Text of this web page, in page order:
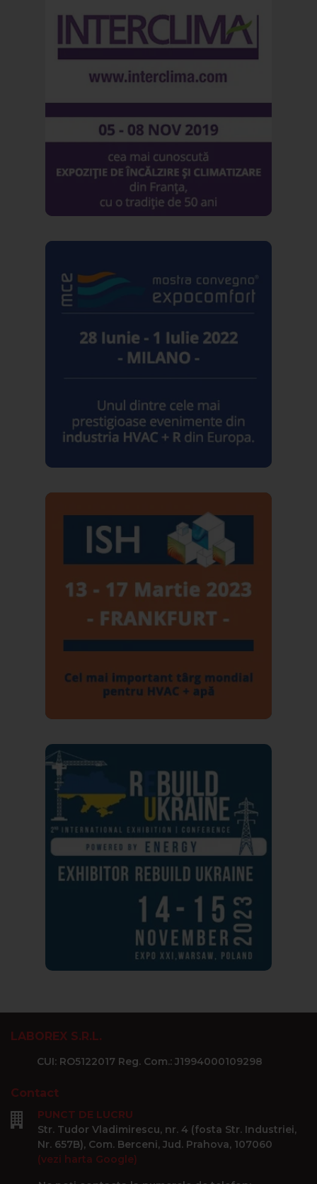
LABOREX S.R.L.
CUI: RO5122017 Reg. Com.: J1994000109298
Contact
PUNCT DE LUCRU
Str. Tudor Vladimirescu, nr. 4 (fosta Str. Industriei,
Nr. 657B), Com. Berceni, Jud. Prahova, 107060
(vezi harta Google)